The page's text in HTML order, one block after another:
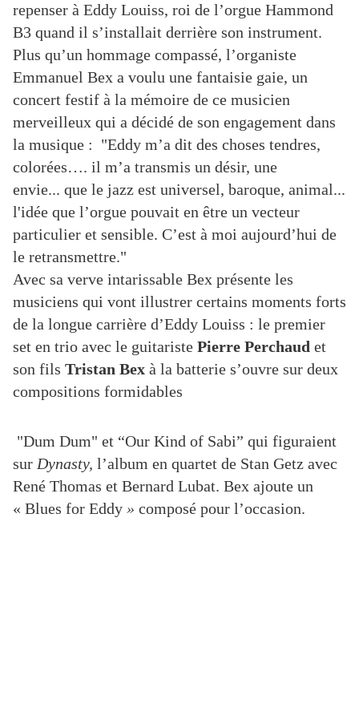
repenser à Eddy Louiss, roi de l’orgue Hammond
B3 quand il s’installait derrière son instrument.
Plus qu’un hommage compassé, l’organiste
Emmanuel Bex a voulu une fantaisie gaie, un
concert festif à la mémoire de ce musicien
merveilleux qui a décidé de son engagement dans
la musique : "Eddy m’a dit des choses tendres,
colorées…. il m’a transmis un désir, une
envie... que le jazz est universel, baroque, animal...
l'idée que l’orgue pouvait en être un vecteur
particulier et sensible. C’est à moi aujourd’hui de
le retransmettre."
Avec sa verve intarissable Bex présente les
musiciens qui vont illustrer certains moments forts
de la longue carrière d’Eddy Louiss : le premier
set en trio avec le guitariste Pierre Perchaud et
son fils Tristan Bex à la batterie s’ouvre sur deux
compositions formidables
"Dum Dum" et “Our Kind of Sabi” qui figuraient
sur Dynasty, l’album en quartet de Stan Getz avec
René Thomas et Bernard Lubat. Bex ajoute un
« Blues for Eddy » composé pour l’occasion.